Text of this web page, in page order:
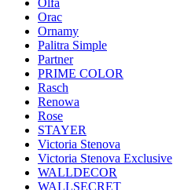
Olfa
Orac
Ornamy
Palitra Simple
Partner
PRIME COLOR
Rasch
Renowa
Rose
STAYER
Victoria Stenova
Victoria Stenova Exclusive
WALLDECOR
WALLSECRET